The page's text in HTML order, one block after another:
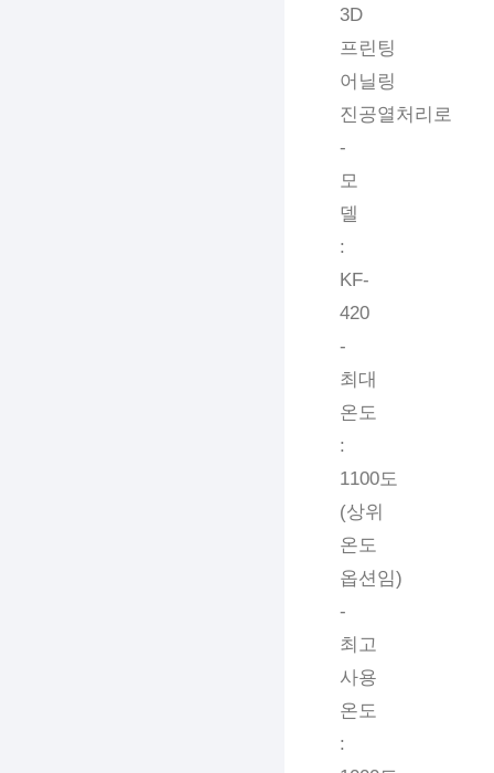
3D
프린팅
어닐링
진공열처리로
-
모
델
:
KF-
420
-
최대
온도
:
1100도
(상위
온도
옵션임)
-
최고
사용
온도
: